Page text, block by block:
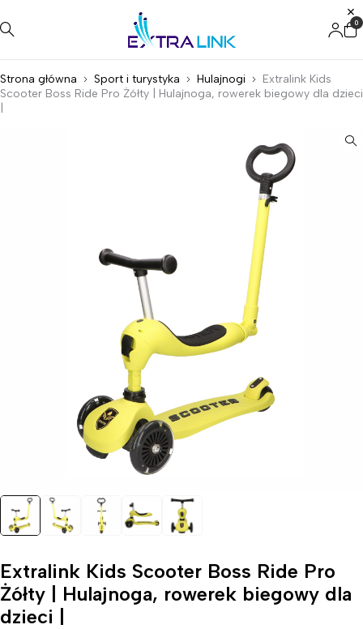
0
Strona główna Sport i turystyka Hulajnogi
Extralink Kids
Scooter Boss Ride Pro Żółty | Hulajnoga, rowerek biegowy dla dzieci
Extralink Kids Scooter Boss Ride Pro
Żółty | Hulajnoga, rowerek biegowy dla
dzieci |